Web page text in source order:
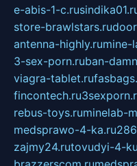
e-abis-1-c.ru
store-brawlstars.ru
antenna-highly.rumine-
3-sex-porn.ruban-
viagra-tablet.ru
fincontech.ru
rebus-toys.ruminelab-
medsprawo-4-ka.ru
zajmy24.rutovudyi-4-